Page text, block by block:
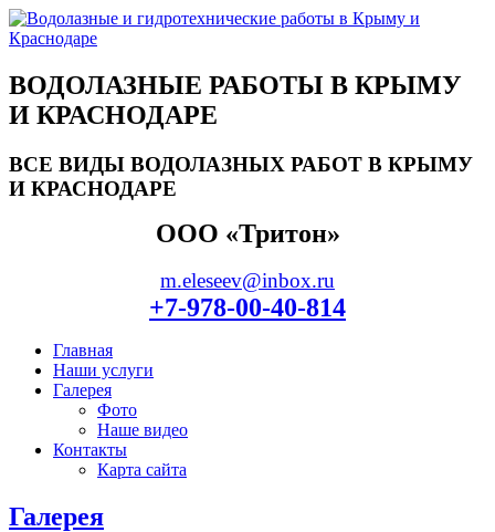
ВОДОЛАЗНЫЕ РАБОТЫ В КРЫМУ
И КРАСНОДАРЕ
ВСЕ ВИДЫ ВОДОЛАЗНЫХ РАБОТ В КРЫМУ
И КРАСНОДАРЕ
ООО «Тритон»
m.eleseev@inbox.ru
+7-978-00-40-814
Главная
Наши услуги
Галерея
Фото
Наше видео
Контакты
Карта сайта
Галерея